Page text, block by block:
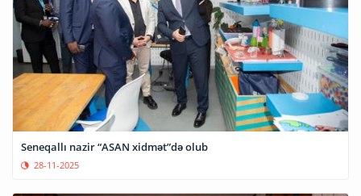
Seneqallı nazir “ASAN xidmət”də olub
28-11-2025